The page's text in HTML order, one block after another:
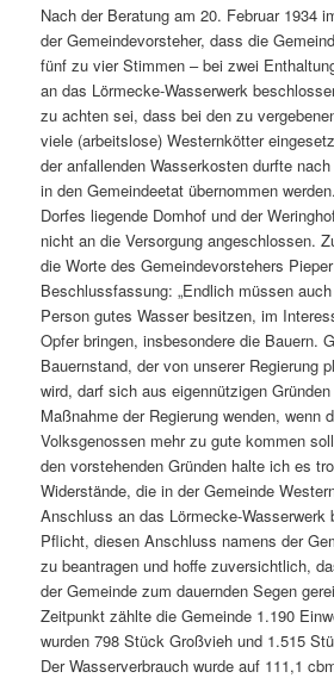
Nach der Beratung am 20. Februar 1934
der Gemeindevorsteher, dass die
fünf zu vier Stimmen – bei zwei
an das Lörmecke-Wasserwerk
zu achten sei, dass bei den zu
viele (arbeitslose) Westernkötter
der anfallenden Wasserkosten durfte
in den Gemeindeetat übernommen
Dorfes liegende Domhof und der
nicht an die Versorgung angeschlossen.
die Worte des Gemeindevorstehers
Beschlussfassung: „Endlich müssen
Person gutes Wasser besitzen, im
Opfer bringen, insbesondere die Bauern.
Bauernstand, der von unserer Regierung
wird, darf sich aus eigennützigen
Maßnahme der Regierung wenden, wenn
Volksgenossen mehr zu gute kommen
den vorstehenden Gründen halte ich es
Widerstände, die in der Gemeinde
Anschluss an das Lörmecke-Wasserwerk
Pflicht, diesen Anschluss namens der
zu beantragen und hoffe zuversichtlich,
der Gemeinde zum dauernden Segen
Zeitpunkt zählte die Gemeinde 1.190
wurden 798 Stück Großvieh und 1.515
Der Wasserverbrauch wurde auf 111,1